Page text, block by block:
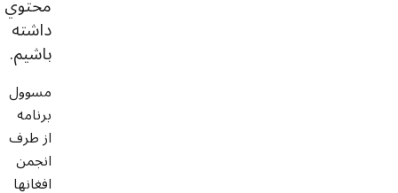
داشته
باشيم.
مسوول
برنامه
از طرف
انجمن
افغانها